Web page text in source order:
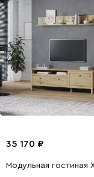
35 170
Модульная гостиная